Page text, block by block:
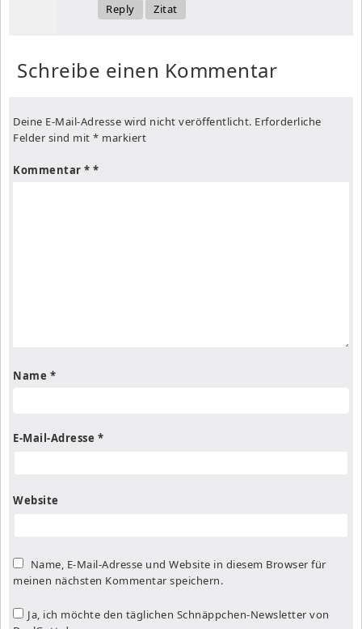
Reply Zitat
Schreibe einen Kommentar
Deine E-Mail-Adresse wird nicht veröffentlicht. Erforderliche
Felder sind mit * markiert
Kommentar *
Name *
E-Mail-Adresse *
Website
Name, E-Mail-Adresse und Website in diesem Browser für
meinen nächsten Kommentar speichern.
Ja, ich möchte den täglichen Schnäppchen-Newsletter von